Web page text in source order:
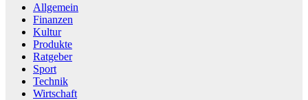
Allgemein
Finanzen
Kultur
Produkte
Ratgeber
Sport
Technik
Wirtschaft